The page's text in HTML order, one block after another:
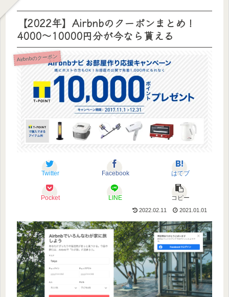
【2022年】Airbnbのクーポンまとめ！
4000～10000円分が今なら貰える
Airbnbのクーポン
Twitter Facebook はてブ
Pocket LINE コピー
2022.02.11 2021.01.01